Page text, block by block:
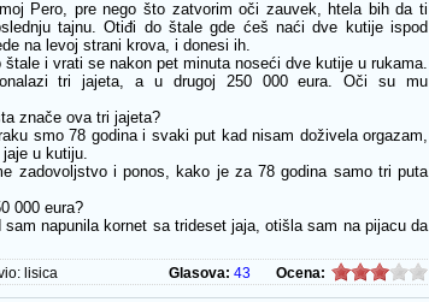
Pero, pre nego što zatvorim oči zauvek, htela bih da ti
tajnu. Otiđi do štale gde ćeš naći dve kutije ispod
na levoj strani krova, i donesi ih.
štale i vrati se nakon pet minuta noseći dve kutije u rukama.
tri jajeta, a u drugoj 250 000 eura. Oči su mu
znače ova tri jajeta?
smo 78 godina i svaki put kad nisam doživela orgazam,
u kutiju.
zadovoljstvo i ponos, kako je za 78 godina samo tri puta
000 eura?
sam napunila kornet sa trideset jaja, otišla sam na pijacu da
lisica Glasova: 43 Ocena: